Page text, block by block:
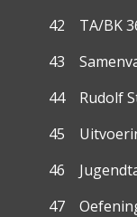
42 TA/BK 369
43
44 Rudolf
45
46
47